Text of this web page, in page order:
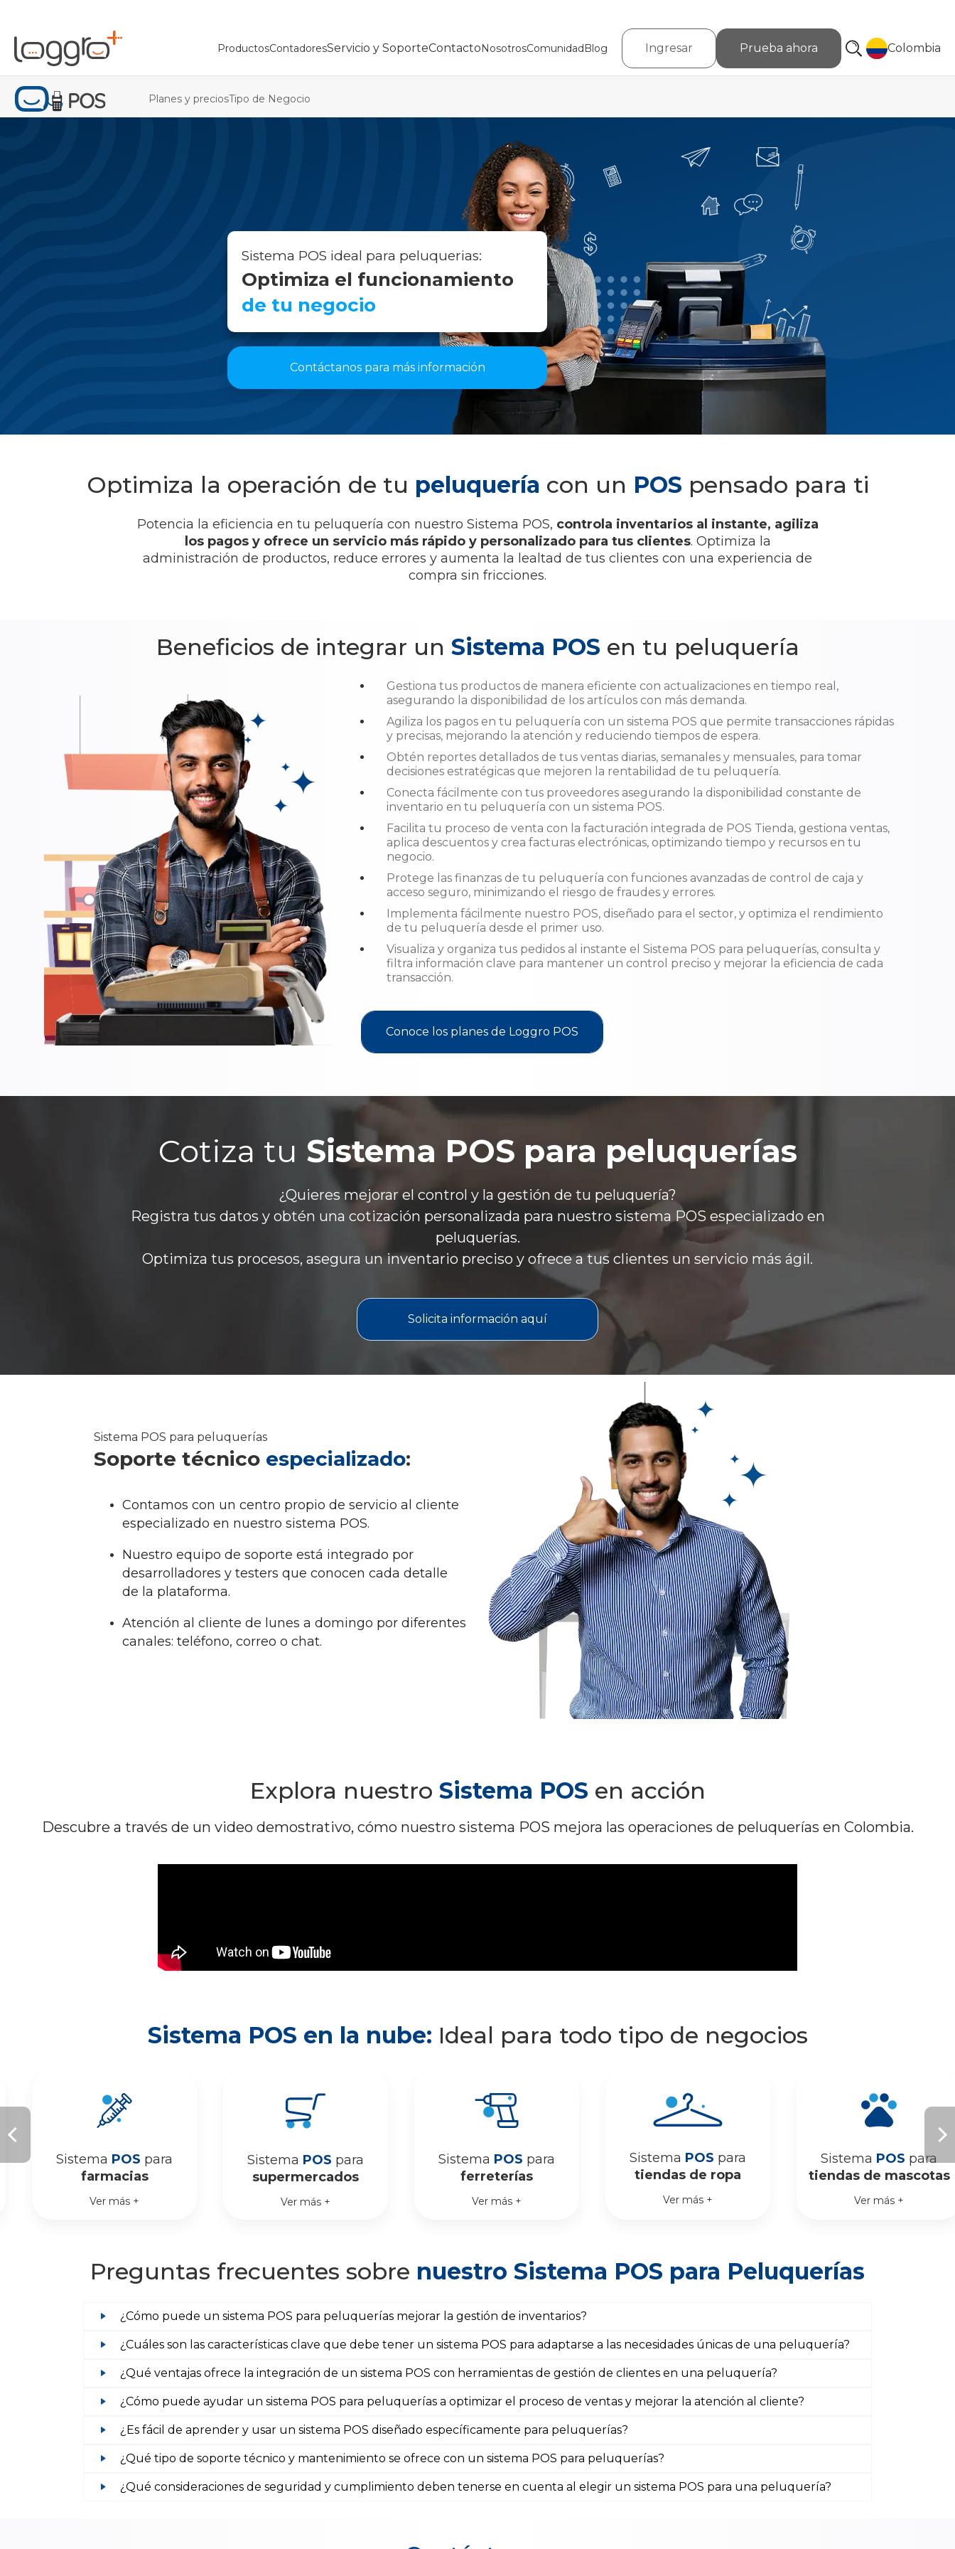
ProductosContadoresServicio y SoporteContactoNosotrosComunidadBlog Ingresar Prueba ahora Colombia
Planes y preciosTipo de Negocio
Sistema POS ideal para peluquerias:
Optimiza el funcionamiento
de tu negocio
Contáctanos para más información
Optimiza la operación de tu peluquería con un POS pensado para ti
Potencia la eficiencia en tu peluquería con nuestro Sistema POS, controla inventarios al instante, agiliza
los pagos y ofrece un servicio más rápido y personalizado para tus clientes. Optimiza la
administración de productos, reduce errores y aumenta la lealtad de tus clientes con una experiencia de
compra sin fricciones.
Beneficios de integrar un Sistema POS en tu peluquería
Gestiona tus productos de manera eficiente con actualizaciones en tiempo real,
asegurando la disponibilidad de los artículos con más demanda.
Agiliza los pagos en tu peluquería con un sistema POS que permite transacciones rápidas
y precisas, mejorando la atención y reduciendo tiempos de espera.
Obtén reportes detallados de tus ventas diarias, semanales y mensuales, para tomar
decisiones estratégicas que mejoren la rentabilidad de tu peluquería.
Conecta fácilmente con tus proveedores asegurando la disponibilidad constante de
inventario en tu peluquería con un sistema POS.
Facilita tu proceso de venta con la facturación integrada de POS Tienda, gestiona ventas,
aplica descuentos y crea facturas electrónicas, optimizando tiempo y recursos en tu
negocio.
Protege las finanzas de tu peluquería con funciones avanzadas de control de caja y
acceso seguro, minimizando el riesgo de fraudes y errores.
Implementa fácilmente nuestro POS, diseñado para el sector, y optimiza el rendimiento
de tu peluquería desde el primer uso.
Visualiza y organiza tus pedidos al instante el Sistema POS para peluquerías, consulta y
filtra información clave para mantener un control preciso y mejorar la eficiencia de cada
transacción.
Conoce los planes de Loggro POS
Cotiza tu Sistema POS para peluquerías
¿Quieres mejorar el control y la gestión de tu peluquería?
Registra tus datos y obtén una cotización personalizada para nuestro sistema POS especializado en
peluquerías.
Optimiza tus procesos, asegura un inventario preciso y ofrece a tus clientes un servicio más ágil.
Solicita información aquí
Sistema POS para peluquerías
Soporte técnico especializado:
Contamos con un centro propio de servicio al cliente
especializado en nuestro sistema POS.
Nuestro equipo de soporte está integrado por
desarrolladores y testers que conocen cada detalle
de la plataforma.
Atención al cliente de lunes a domingo por diferentes
canales: teléfono, correo o chat.
Explora nuestro Sistema POS en acción
Descubre a través de un video demostrativo, cómo nuestro sistema POS mejora las operaciones de peluquerías en Colombia.
Sistema POS en la nube: Ideal para todo tipo de negocios
Sistema POS para
farmacias
Ver más +
Sistema POS para
supermercados
Ver más +
Sistema POS para
ferreterías
Ver más +
Sistema POS para
tiendas de ropa
Ver más +
Sistema POS para
tiendas de mascotas
Ver más +
Preguntas frecuentes sobre nuestro Sistema POS para Peluquerías
¿Cómo puede un sistema POS para peluquerías mejorar la gestión de inventarios?
¿Cuáles son las características clave que debe tener un sistema POS para adaptarse a las necesidades únicas de una peluquería?
¿Qué ventajas ofrece la integración de un sistema POS con herramientas de gestión de clientes en una peluquería?
¿Cómo puede ayudar un sistema POS para peluquerías a optimizar el proceso de ventas y mejorar la atención al cliente?
¿Es fácil de aprender y usar un sistema POS diseñado específicamente para peluquerías?
¿Qué tipo de soporte técnico y mantenimiento se ofrece con un sistema POS para peluquerías?
¿Qué consideraciones de seguridad y cumplimiento deben tenerse en cuenta al elegir un sistema POS para una peluquería?